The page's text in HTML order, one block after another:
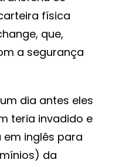
física
que,
a segurança
dia antes eles
teria invadido e
em inglês para
da